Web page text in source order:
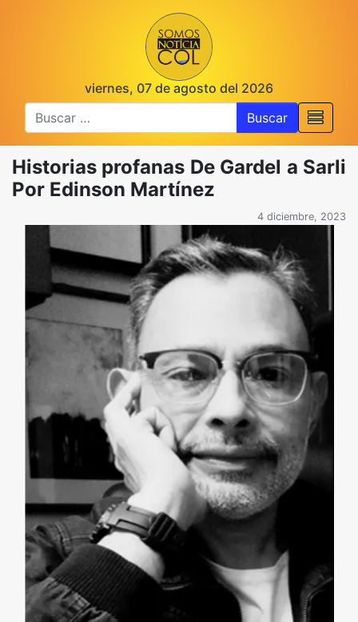
viernes, 07 de agosto del 2026
Buscar
Historias profanas De Gardel a Sarli
Por Edinson Martínez
4 diciembre, 2023